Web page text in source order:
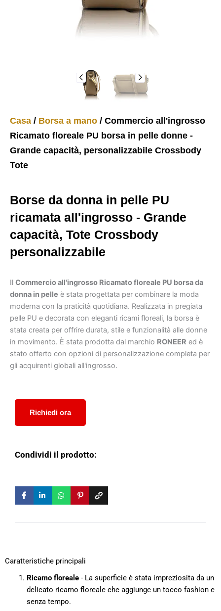
Casa / Borsa a mano / Commercio all'ingrosso
Ricamato floreale PU borsa in pelle donne -
Grande capacità, personalizzabile Crossbody
Tote
Borse da donna in pelle PU
ricamata all'ingrosso - Grande
capacità, Tote Crossbody
personalizzabile
Il Commercio all'ingrosso Ricamato floreale PU borsa da
donna in pelle è stata progettata per combinare la moda
moderna con la praticità quotidiana. Realizzata in pregiata
pelle PU e decorata con eleganti ricami floreali, la borsa è
stata creata per offrire durata, stile e funzionalità alle donne
in movimento. È stata prodotta dal marchio RONEER ed è
stato offerto con opzioni di personalizzazione completa per
gli acquirenti globali all'ingrosso.
Richiedi ora
Condividi il prodotto:
Caratteristiche principali
Ricamo floreale- La superficie è stata impreziosita da un
delicato ricamo floreale che aggiunge un tocco fashion e
senza tempo.